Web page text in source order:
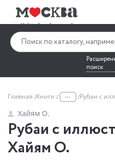
поиск
Главная Книги ... Рубаи с
Хайям О.
Рубаи с
Хайям О.